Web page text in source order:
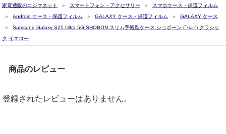
家電通販のコジマネット スマートフォン・アクセサリー
スマホケース・保護フィルム
Android ケース・保護フィルム
GALAXY ケース・保護フィルム
GALAXY ケース
Samsung Galaxy S21 Ultra 5G SHOBON スリム手帳型ケース ショボーン (´･ω･') クラシッ
ク イエロー
商品のレビュー
登録されたレビューはありません。